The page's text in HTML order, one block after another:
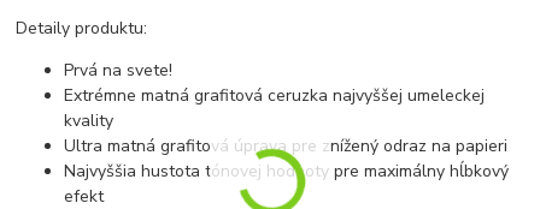
Detaily produktu:
Prvá na svete!
Extrémne matná grafitová ceruzka najvyššej umeleckej
kvality
Ultra matná grafitová úprava pre znížený odraz na papieri
Najvyššia hustota tónovej hodnoty pre maximálny hĺbkový
efekt